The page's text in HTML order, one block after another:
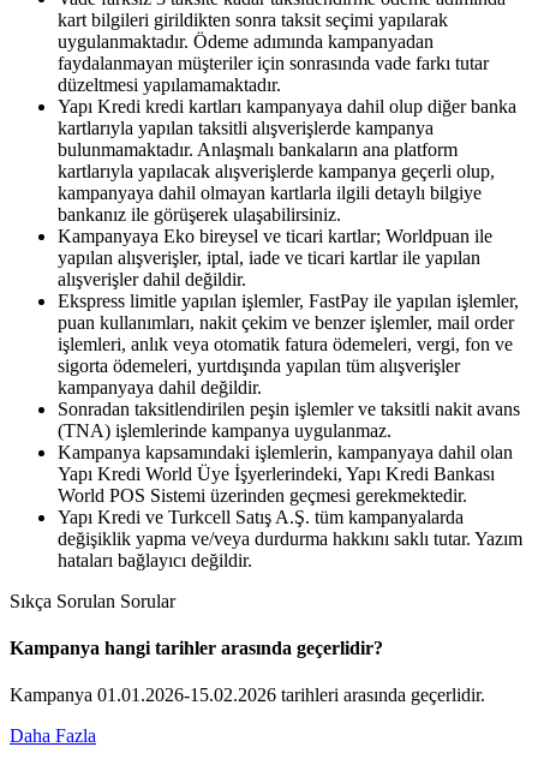
kart bilgileri girildikten sonra taksit seçimi yapılarak
uygulanmaktadır. Ödeme adımında kampanyadan
faydalanmayan müşteriler için sonrasında vade farkı tutar
düzeltmesi yapılamamaktadır.
Yapı Kredi kredi kartları kampanyaya dahil olup diğer banka
kartlarıyla yapılan taksitli alışverişlerde kampanya
bulunmamaktadır. Anlaşmalı bankaların ana platform
kartlarıyla yapılacak alışverişlerde kampanya geçerli olup,
kampanyaya dahil olmayan kartlarla ilgili detaylı bilgiye
bankanız ile görüşerek ulaşabilirsiniz.
Kampanyaya Eko bireysel ve ticari kartlar; Worldpuan ile
yapılan alışverişler, iptal, iade ve ticari kartlar ile yapılan
alışverişler dahil değildir.
Ekspress limitle yapılan işlemler, FastPay ile yapılan işlemler,
puan kullanımları, nakit çekim ve benzer işlemler, mail order
işlemleri, anlık veya otomatik fatura ödemeleri, vergi, fon ve
sigorta ödemeleri, yurtdışında yapılan tüm alışverişler
kampanyaya dahil değildir.
Sonradan taksitlendirilen peşin işlemler ve taksitli nakit avans
(TNA) işlemlerinde kampanya uygulanmaz.
Kampanya kapsamındaki işlemlerin, kampanyaya dahil olan
Yapı Kredi World Üye İşyerlerindeki, Yapı Kredi Bankası
World POS Sistemi üzerinden geçmesi gerekmektedir.
Yapı Kredi ve Turkcell Satış A.Ş. tüm kampanyalarda
değişiklik yapma ve/veya durdurma hakkını saklı tutar. Yazım
hataları bağlayıcı değildir.
Sıkça Sorulan Sorular
Kampanya hangi tarihler arasında geçerlidir?
Kampanya 01.01.2026-15.02.2026 tarihleri arasında geçerlidir.
Daha Fazla